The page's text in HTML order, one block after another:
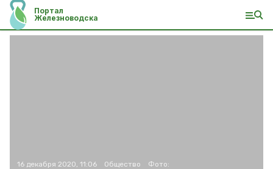
Портал
Железноводска
16 декабря 2020, 11:06 Общество Фото: